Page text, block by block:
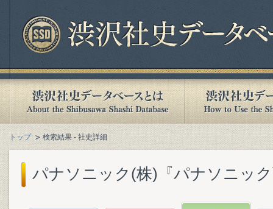
トップ 検索結果 - 社史詳細
パナソニック(株)『パナソニッ